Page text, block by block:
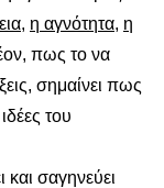
, η αγνότητα, η
πως το να
σημαίνει πως
του
σαγηνεύει